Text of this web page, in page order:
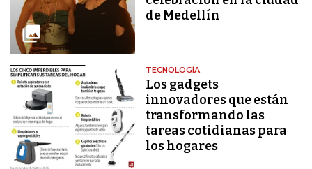
de Medellín
TECNOLOGÍA
Los gadgets
innovadores que están
transformando las
tareas cotidianas para
los hogares